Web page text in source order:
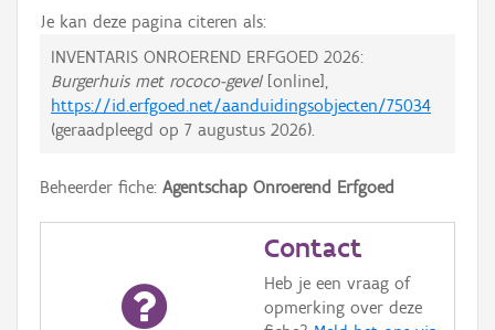
Je kan deze pagina citeren als:
INVENTARIS ONROEREND ERFGOED 2026:
Burgerhuis met rococo-gevel[online],
https://id.erfgoed.net/aanduidingsobjecten/75034
(geraadpleegd op 7 augustus 2026).
Beheerder fiche: Agentschap Onroerend Erfgoed
Contact
Heb je een vraag of
opmerking over deze